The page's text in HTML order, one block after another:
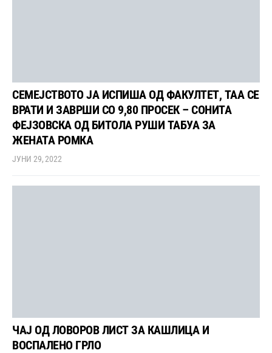
СЕМЕЈСТВОТО ЈА ИСПИША ОД ФАКУЛТЕТ, ТАА СЕ
ВРАТИ И ЗАВРШИ СО 9,80 ПРОСЕК – СОНИТА
ФЕЈЗОВСКА ОД БИТОЛА РУШИ ТАБУА ЗА
ЖЕНАТА РОМКА
ЈУНИ 29, 2022
ЧАЈ ОД ЛОВОРОВ ЛИСТ ЗА КАШЛИЦА И
ВОСПАЛЕНО ГРЛО